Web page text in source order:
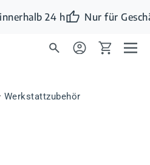
24 h Nur für
Werkstattzubehör